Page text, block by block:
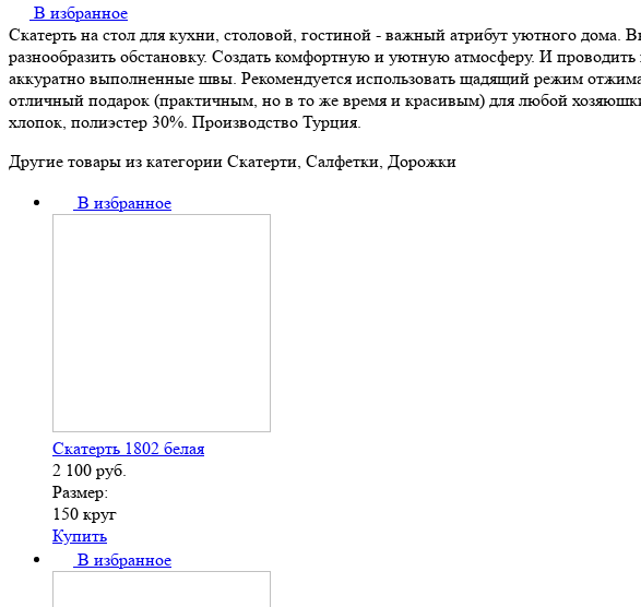
В избранное
Скатерть на стол для кухни, столовой, гостиной - важный атрибут уютного
разнообразить обстановку. Создать комфортную и уютную атмосферу. И
аккуратно выполненные швы. Рекомендуется использовать щадящий режим отжима
отличный подарок (практичным, но в то же время и красивым) для любой
хлопок, полиэстер 30%. Производство Турция.
Другие товары из категории Скатерти, Салфетки, Дорожки
В избранное
Скатерть 1802 белая
2 100 руб.
Размер:
150 круг
Купить
В избранное